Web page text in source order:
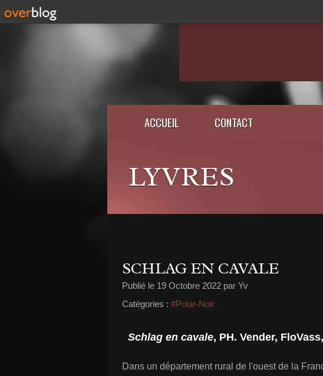
ACCUEIL CONTACT
LYVRES
SCHLAG EN CAVALE
Publié le 19 Octobre 2022 par Yv
Catégories : #Polar-Noir
Schlag en cavale, PH. Vender,
Dans un département rural de l'ouest de la